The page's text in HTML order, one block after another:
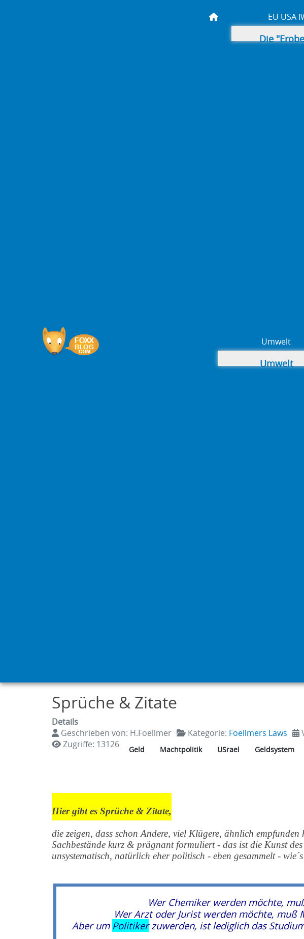
EU USA
Die
Umwelt
Umwelt
Sprüche & Zitate
Details
Geschrieben von: H.Foellmer Kategorie: Foellmers Laws
Zugriffe: 13126
Geld Machtpolitik USrael Geldsystem
Hier gibt es Sprüche & Zitate,
die zeigen, dass schon Andere, viel Klügere, ähnlich
Sachbestände kurz & prägnant formuliert - das ist die Kunst
unsystematisch, natürlich eher politisch - eben gesammelt -
Wer Chemiker werden möchte,
Wer Arzt oder Jurist werden möchte, muß
Aber um Politikerzuwerden, ist lediglich das